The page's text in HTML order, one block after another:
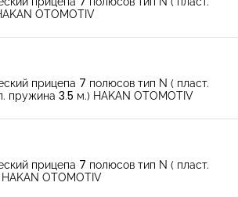
OTOMOTIV
прицепа 7 полюсов тип N ( пласт.
пружина 3.5 м.) HAKAN OTOMOTIV
прицепа 7 полюсов тип N ( пласт.
OTOMOTIV